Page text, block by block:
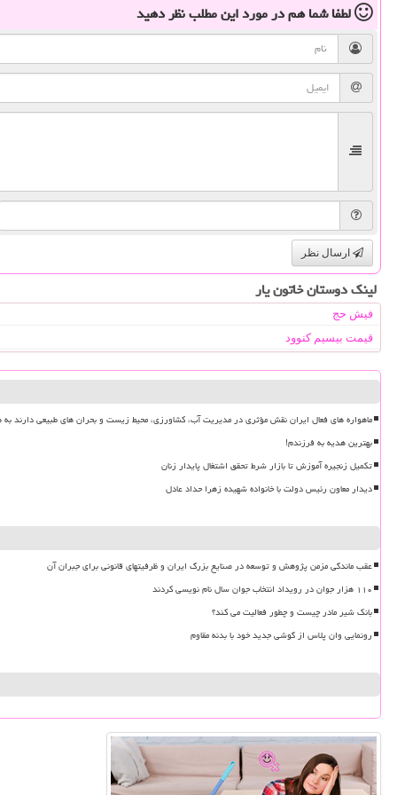
لطفا شما همدر مورد این مطلبنظر دهید
ارسال نظر
لینک دوستان خاتون یار
فیش حج
قیمت بیسیم کنوود
ماهواره های فعال ایران نقش مؤثری در مدیریت آب، کشاورزی، محیط زیست و بحران های طبیعی دارند به
بهترین هدیه به فرزندم!
تکمیل زنجیره آموزش تا بازار شرط تحقق اشتغال پایدار زنان
دیدار معاون رئیس دولت با خانواده شهیده زهرا حداد عادل
عقب ماندگی مزمن پژوهش و توسعه در صنایع بزرگ ایران و ظرفیتهای قانونی برای جبران آن
۱۱۰ هزار جوان در رویداد انتخاب جوان سال نام نویسی کردند
بانک شیر مادر چیست و چطور فعالیت می کند؟
رونمایی وان پلاس از گوشی جدید خود با بدنه مقاوم